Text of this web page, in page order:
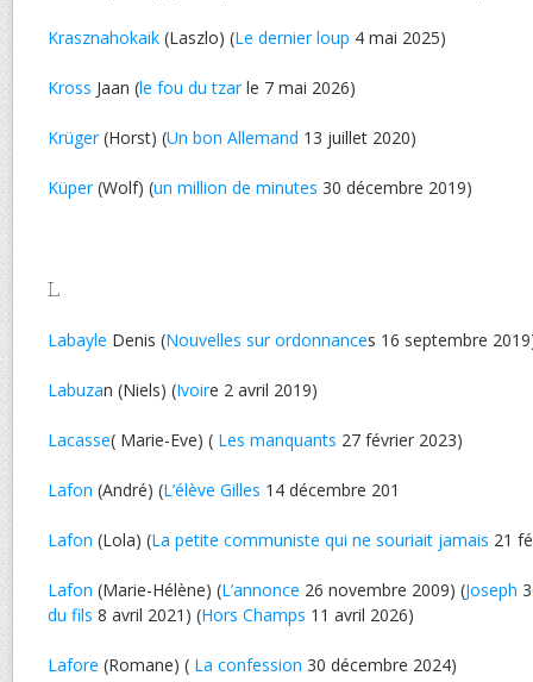
Krasznahokaik (Laszlo) (Le dernier loup 4 mai 2025)
Kross Jaan (le fou du tzarle 7 mai 2026)
Krüger(Horst) (Un bon Allemand 13 juillet 2020)
Küper(Wolf) (un million de minutes 30 décembre 2019)
L
Labayle Denis (Nouvelles sur ordonnances 16 septembre
Labuzan (Niels) (Ivoire 2 avril 2019)
Lacasse( Marie-Eve) ( Les manquants 27 février 2023)
Lafon (André) (L’élève Gilles 14 décembre 201
Lafon (Lola) (La petite communiste qui ne souriait jamais 21
Lafon (Marie-Hélène) (L’annonce 26 novembre 2009) (Joseph
du fils 8 avril 2021) (Hors Champs 11 avril 2026)
Lafore (Romane) ( La confession 30 décembre 2024)